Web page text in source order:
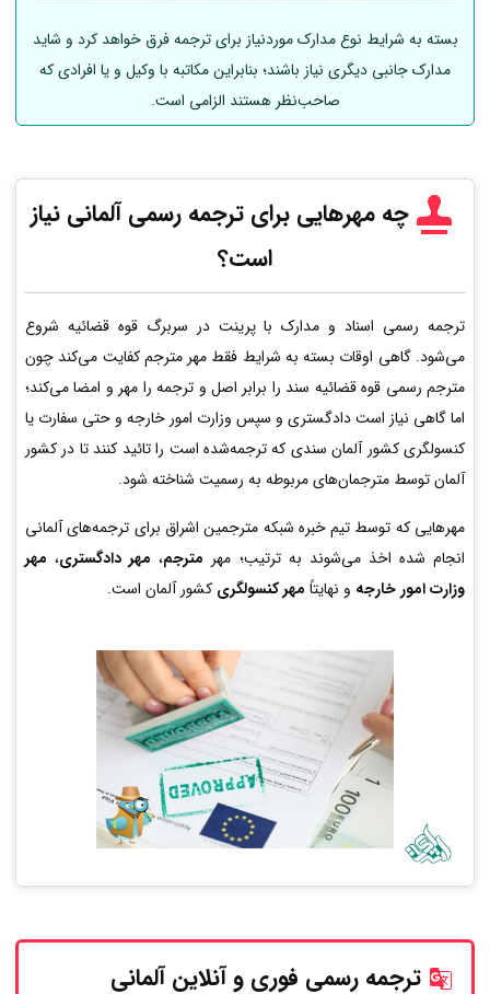
بسته به شرایط نوع مدارک موردنیاز برای ترجمه فرق خواهد کرد و شاید
مدارک جانبی دیگری نیاز باشند؛ بنابراین مکاتبه با وکیل و یا افرادی که
صاحب‌نظر هستند الزامی است.
چه مهرهایی برای ترجمه رسمیآلمانی نیاز
است؟
ترجمه رسمی اسناد و مدارک با پرینت در سربرگ قوه قضائیه شروع
می‌شود. گاهی اوقات بسته به شرایط فقط مهر مترجم کفایت می‌کند چون
مترجم رسمی قوه قضائیه سند را برابر اصل و ترجمه را مهر و امضا می‌کند؛
اما گاهی نیاز است دادگستری و سپس وزارت امور خارجه و حتی سفارت یا
کنسولگری کشور آلمان سندی که ترجمه‌شده است را تائید کنند تا در کشور
آلمان توسط مترجمان‌های مربوطه به رسمیت شناخته شود.
مهرهایی که توسط تیم خبره شبکه مترجمین اشراق برای ترجمه‌های آلمانی
انجام شده اخذ می‌شوند به ترتیب؛ مهر مترجم، مهر دادگستری، مهر
وزارت امور خارجه و نهایتاً مهر کنسولگری کشور آلمان است.
ترجمه رسمی فوری و آنلاینآلمانی